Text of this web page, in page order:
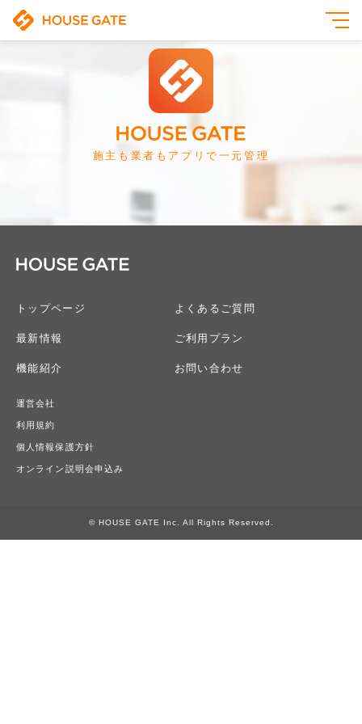
施主も業者もアプリで一元管理
トップページ
最新情報
機能紹介
よくあるご質問
ご利用プラン
お問い合わせ
運営会社
利用規約
個人情報保護方針
オンライン説明会申込み
© HOUSE GATE Inc. All Rights Reserved.